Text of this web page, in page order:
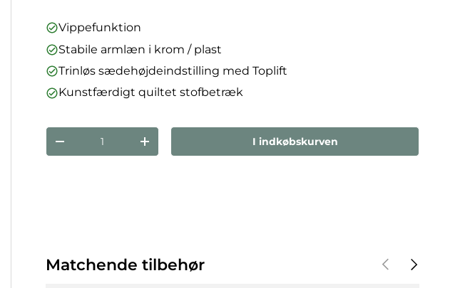
Vippefunktion
Stabile armlæn i krom / plast
Trinløs sædehøjdeindstilling med Toplift
Kunstfærdigt quiltet stofbetræk
Antal
Reducer mængdenForøg mængden I indkøbskurven
Matchende tilbehør ForrigeNæste